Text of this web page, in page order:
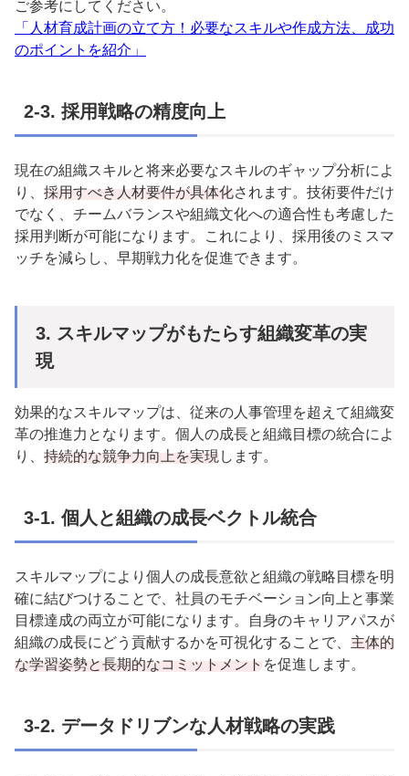
ご参考にしてください。
「人材育成計画の立て方！必要なスキルや作成方法、成功
のポイントを紹介」
2-3. 採用戦略の精度向上
現在の組織スキルと将来必要なスキルのギャップ分析によ
り、 採用すべき人材要件が具体化されます。技術要件だけ
でなく、チームバランスや組織文化への適合性も考慮した
採用判断が可能になります。これにより、採用後のミスマ
ッチを減らし、早期戦力化を促進できます。
3. スキルマップがもたらす組織変革の実
現
効果的なスキルマップは、従来の人事管理を超えて組織変
革の推進力となります。個人の成長と組織目標の統合によ
り、 持続的な競争力向上を実現 します。
3-1. 個人と組織の成長ベクトル統合
スキルマップにより個人の成長意欲と組織の戦略目標を明
確に結びつけることで、社員のモチベーション向上と事業
目標達成の両立が可能になります。自身のキャリアパスが
組織の成長にどう貢献するかを可視化することで、 主体的
な学習姿勢と長期的なコミットメント を促進します。
3-2. データドリブンな人材戦略の実践